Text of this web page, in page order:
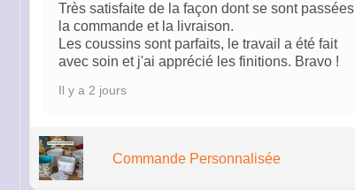
Très satisfaite de la façon dont se sont passées
la commande et la livraison.
Les coussins sont parfaits, le travail a été fait
avec soin et j'ai apprécié les finitions. Bravo !
Il y a 2 jours
Commande Personnalisée